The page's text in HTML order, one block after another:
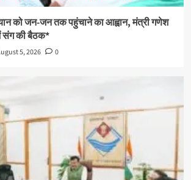
को जन-जन तक पहुंचाने का आह्वान, मंत्री गणेश
संग की बैठक*
5, 2026 0